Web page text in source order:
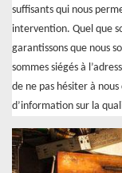
suffisants qui nous
intervention. Quel que
garantissons que nous
sommes siégés à
de ne pas hésiter à
d’information sur la